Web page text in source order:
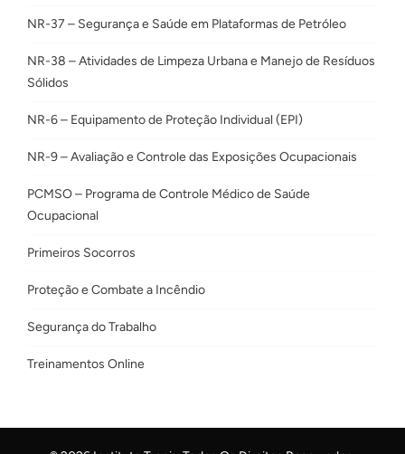
NR-37 – Segurança e Saúde em Plataformas de Petróleo
NR-38 – Atividades de Limpeza Urbana e Manejo de Resíduos
Sólidos
NR-6 – Equipamento de Proteção Individual (EPI)
NR-9 – Avaliação e Controle das Exposições Ocupacionais
PCMSO – Programa de Controle Médico de Saúde
Ocupacional
Primeiros Socorros
Proteção e Combate a Incêndio
Segurança do Trabalho
Treinamentos Online